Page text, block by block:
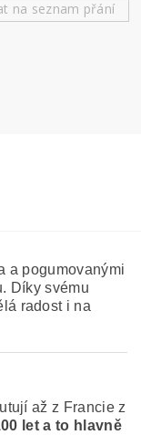
na seznam přání
a pogumovanými
Díky svému
radost i na
až z Francie z
let a to hlavně